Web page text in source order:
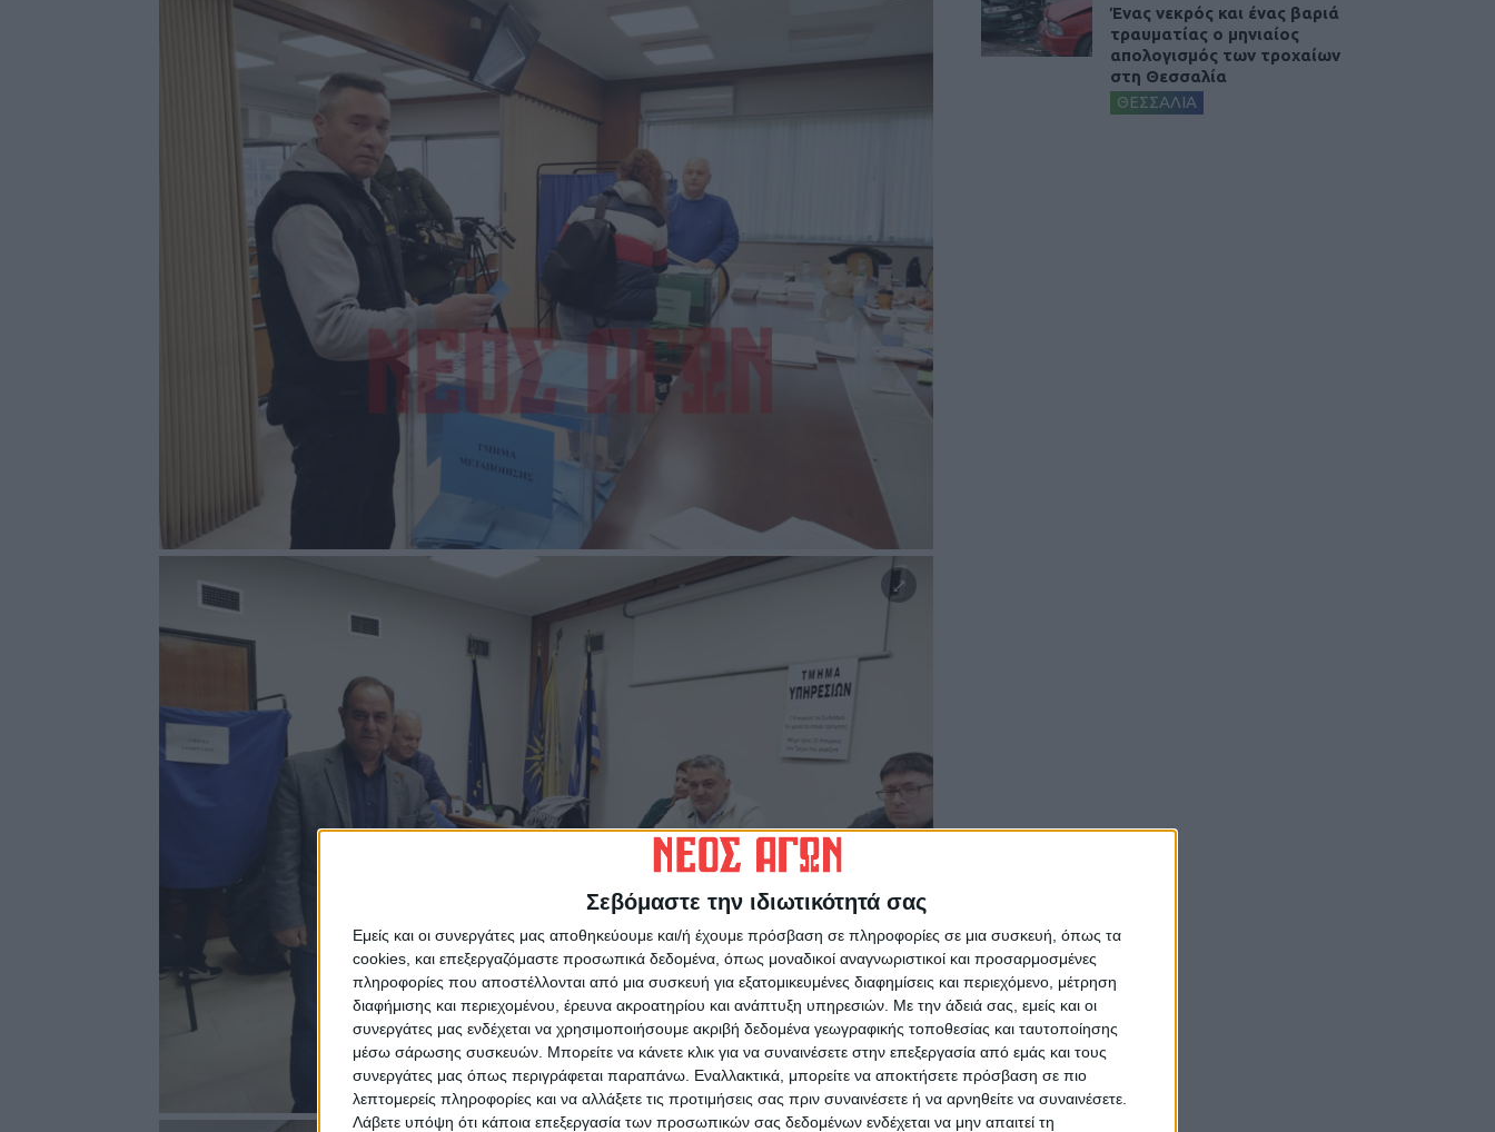
Σεβόμαστε την ιδιωτικότητά σας
Εμείς και οι συνεργάτες μας αποθηκεύουμε και/ή έχουμε πρόσβαση σε πληροφορίες σε μια συσκευή, όπως τα
cookies, και επεξεργαζόμαστε προσωπικά δεδομένα, όπως μοναδικοί αναγνωριστικοί και προσαρμοσμένες
πληροφορίες που αποστέλλονται από μια συσκευή για εξατομικευμένες διαφημίσεις και περιεχόμενο, μέτρηση
διαφήμισης και περιεχομένου, έρευνα ακροατηρίου και ανάπτυξη υπηρεσιών. Με την άδειά σας, εμείς και οι
συνεργάτες μας ενδέχεται να χρησιμοποιήσουμε ακριβή δεδομένα γεωγραφικής τοποθεσίας και ταυτοποίησης
μέσω σάρωσης συσκευών. Μπορείτε να κάνετε κλικ για να συναινέσετε στην επεξεργασία από εμάς και τους
συνεργάτες μας όπως περιγράφεται παραπάνω. Εναλλακτικά, μπορείτε να αποκτήσετε πρόσβαση σε πιο
λεπτομερείς πληροφορίες και να αλλάξετε τις προτιμήσεις σας πριν συναινέσετε ή να αρνηθείτε να συναινέσετε.
Λάβετε υπόψη ότι κάποια επεξεργασία των προσωπικών σας δεδομένων ενδέχεται να μην απαιτεί τη
Ένας νεκρός και ένας βαριά
τραυματίας ο μηνιαίος
απολογισμός των τροχαίων
στη Θεσσαλία
ΘΕΣΣΑΛΙΑ